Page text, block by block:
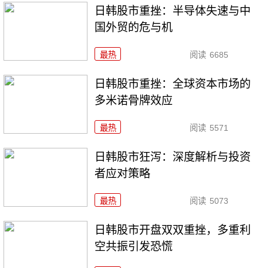
日韩股市重挫：半导体失速与中
国外贸的危与机
最热 阅读 6685
日韩股市重挫：全球资本市场的
多米诺骨牌效应
最热 阅读 5571
日韩股市狂泻：深度解析与投资
者应对策略
最热 阅读 5073
日韩股市开盘双双重挫，多重利
空共振引发恐慌